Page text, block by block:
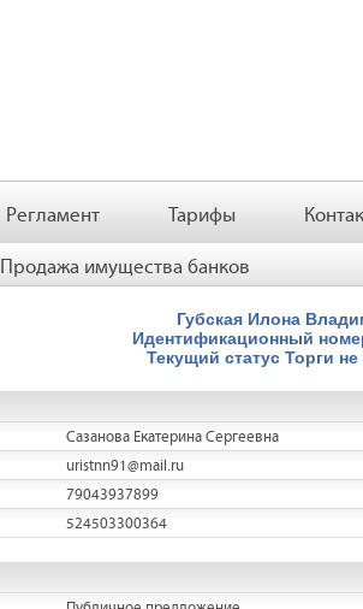
Регламент Тарифы
Продажа имущества банков
Губская Илона
Идентификационный
Текущий статус Торги
Сазанова Екатерина Сергеевна
uristnn91@mail.ru
79043937899
524503300364